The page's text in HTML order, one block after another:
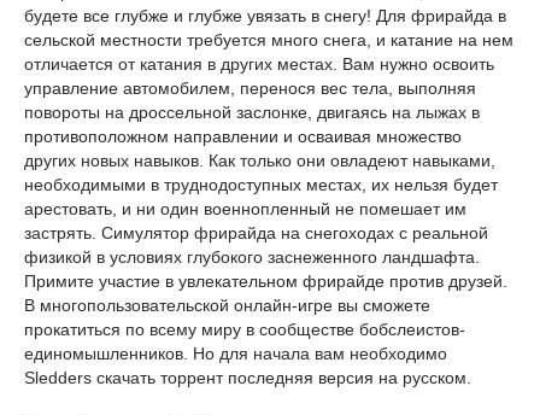
будете все глубже и глубже увязать в снегу! Для фрирайда в
сельской местности требуется много снега, и катание на нем
отличается от катания в других местах. Вам нужно освоить
управление автомобилем, перенося вес тела, выполняя
повороты на дроссельной заслонке, двигаясь на лыжах в
противоположном направлении и осваивая множество
других новых навыков. Как только они овладеют навыками,
необходимыми в труднодоступных местах, их нельзя будет
арестовать, и ни один военнопленный не помешает им
застрять. Симулятор фрирайда на снегоходах с реальной
физикой в условиях глубокого заснеженного ландшафта.
Примите участие в увлекательном фрирайде против друзей.
В многопользовательской онлайн-игре вы сможете
прокатиться по всему миру в сообществе бобслеистов-
единомышленников. Но для начала вам необходимо
Sledders скачать торрент последняя версия на русском.